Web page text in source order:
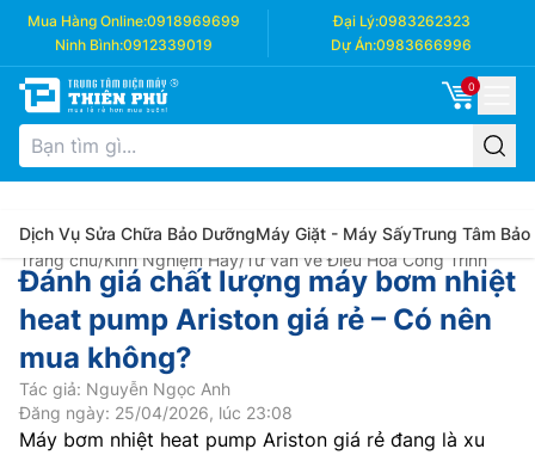
Mua Hàng Online:0918969699 Đại Lý:0983262323
Ninh Bình:0912339019 Dự Án:0983666996
0
Dịch Vụ Sửa Chữa Bảo DưỡngMáy Giặt - Máy SấyTrung Tâm Bảo
Trang chủ/Kinh Nghiệm Hay/Tư vấn về Điều Hòa Công Trình
Đánh giá chất lượng máy bơm nhiệt
heat pump Ariston giá rẻ – Có nên
mua không?
Tác giả: Nguyễn Ngọc Anh
Đăng ngày: 25/04/2026, lúc 23:08
Máy bơm nhiệt heat pump Ariston giá rẻ đang là xu